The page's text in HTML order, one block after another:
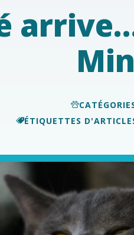
ÉTIQUETTES